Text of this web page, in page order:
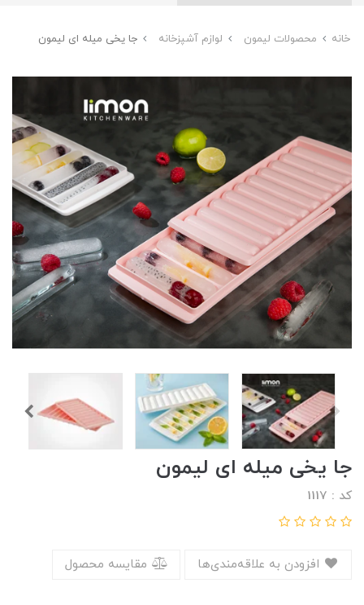
خانه محصولات لیمون لوازم آشپزخانه جا یخی میله ای لیمون
جا یخی میله ای لیمون
کد : 1117
مقایسه محصول